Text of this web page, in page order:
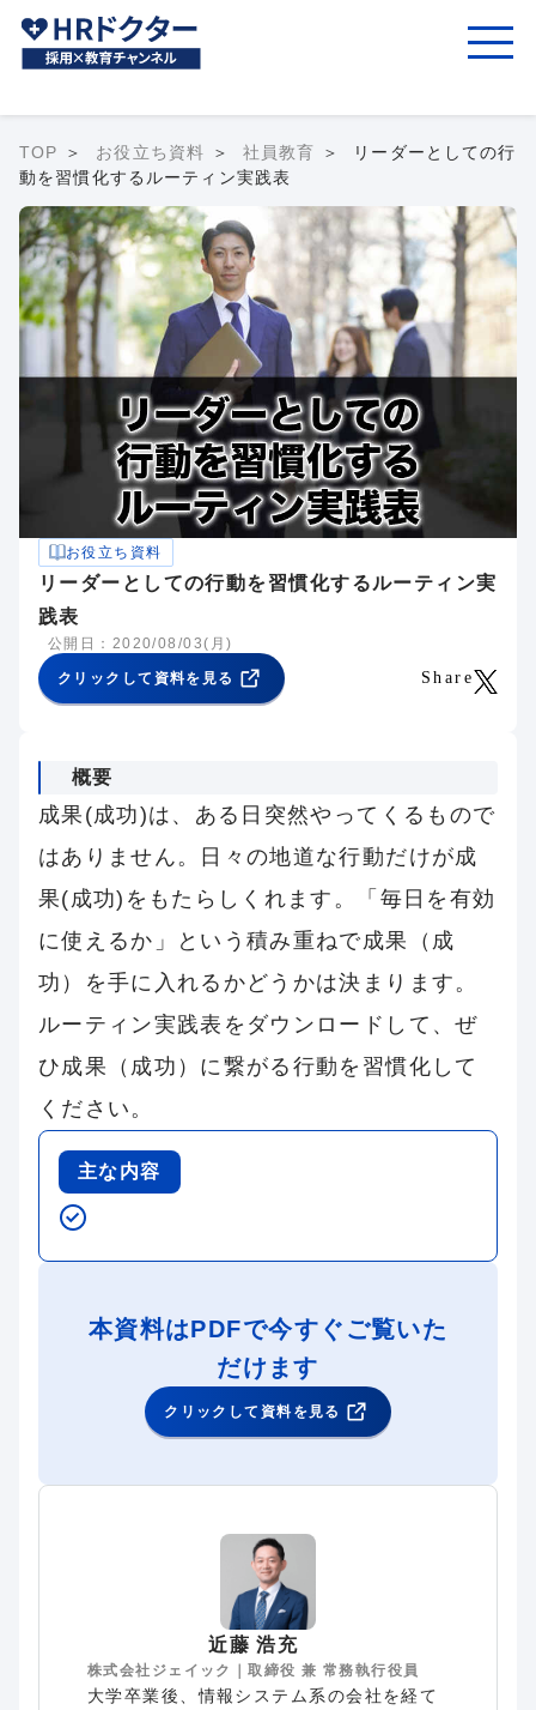
TOP お役立ち資料 社員教育
リーダーとしての行
動を習慣化するルーティン実践表
お役立ち資料
リーダーとしての行動を習慣化するルーティン実
践表
公開日：2020/08/03(月)
クリックして資料を見る Share
概要
成果(成功)は、ある日突然やってくるもので
はありません。日々の地道な行動だけが成
果(成功)をもたらしくれます。「毎日を有効
に使えるか」という積み重ねで成果（成
功）を手に入れるかどうかは決まります。
ルーティン実践表をダウンロードして、ぜ
ひ成果（成功）に繋がる行動を習慣化して
ください。
主な内容
本資料はPDFで今すぐご覧いた
だけます
クリックして資料を見る
近藤 浩充
株式会社ジェイック｜取締役 兼 常務執行役員
大学卒業後、情報システム系の会社を経て